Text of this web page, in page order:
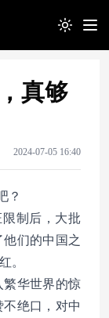
Toggle
真够
2024-07-05 16:40
？
限制后，大批
们的中国之
。
繁华世界的惊
绝口，对中